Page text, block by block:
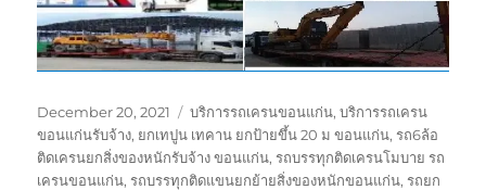
Posted
on
December 20, 2021 Tags
บริการรถเครนขอนแก่น,บริการรถเครน
ขอนแก่นรับจ้าง, ยกเทปูน เทคาน ยกป้ายขึ้น 20 ม ขอนแก่น,รถ6ล้อ
ติดเครนยกสิ่งของหนักรับจ้าง ขอนแก่น,รถบรรทุกติดเครนโมบาย รถ
เครนขอนแก่น,รถบรรทุกติดแขนยกย้ายสิ่งของหนักขอนแก่น,รถยก